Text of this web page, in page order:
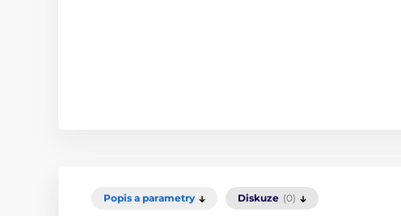
Popis a parametry Diskuze (0)